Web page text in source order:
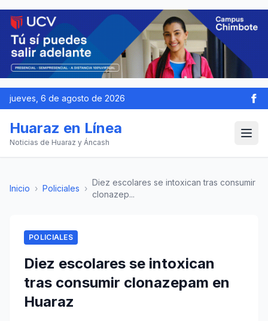
jueves, 6 de agosto de 2026
Huaraz en Línea
Noticias de Huaraz y Áncash
Inicio › Policiales ›
Diez escolares se intoxican tras consumir
clonazep...
POLICIALES
Diez escolares se intoxican
tras consumir clonazepam en
Huaraz